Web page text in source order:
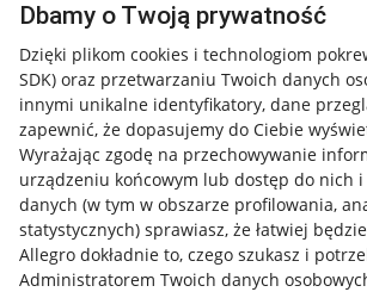
Dbamy o Twoją prywatność
Dzięki plikom cookies i technologiom
SDK) oraz przetwarzaniu Twoich danych
innymi unikalne identyfikatory, dane
zapewnić, że dopasujemy do Ciebie
Wyrażając zgodę na przechowywanie
urządzeniu końcowym lub dostęp do nich
danych (w tym w obszarze profilowania,
statystycznych) sprawiasz, że łatwiej
Allegro dokładnie to, czego szukasz i
Administratorem Twoich danych